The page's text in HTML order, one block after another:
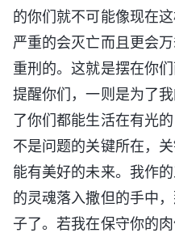
的你们就不可能像现在
严重的会灭亡而且更会
重刑的。这就是摆在你
提醒你们，一则是为了
了你们都能生活在有光
不是问题的关键所在，
能有美好的未来。我作
的灵魂落入撒但的手中
子了。若我在保守你的